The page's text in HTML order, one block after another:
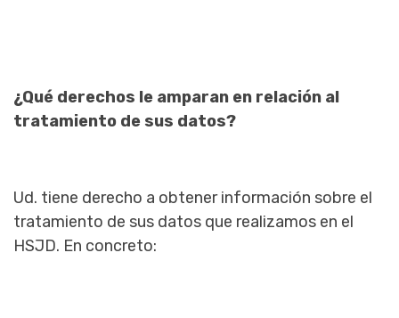
¿Qué derechos le amparan en relación al
tratamiento de sus datos?
Ud. tiene derecho a obtener información sobre el
tratamiento de sus datos que realizamos en el
HSJD. En concreto: